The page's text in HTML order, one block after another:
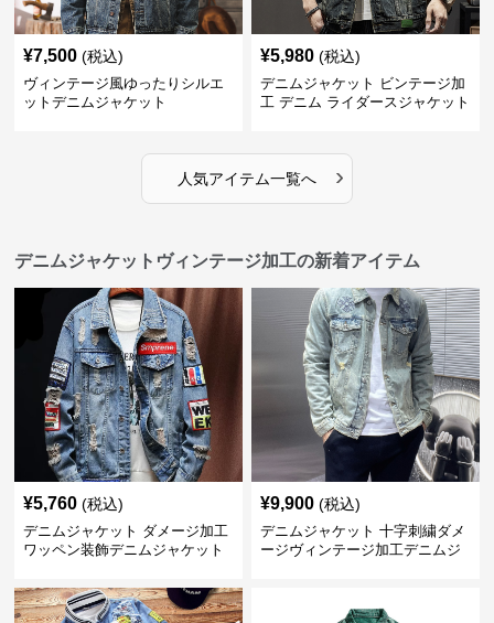
¥7,500 (税込)
ヴィンテージ風ゆったりシルエ
ットデニムジャケット
¥5,980 (税込)
デニムジャケット ビンテージ加
工 デニム ライダースジャケット
人気アイテム一覧へ ›
デニムジャケットヴィンテージ加工の新着アイテム
¥5,760 (税込)
デニムジャケット ダメージ加工
ワッペン装飾デニムジャケット
¥9,900 (税込)
デニムジャケット 十字刺繍ダメ
ージヴィンテージ加工デニムジ